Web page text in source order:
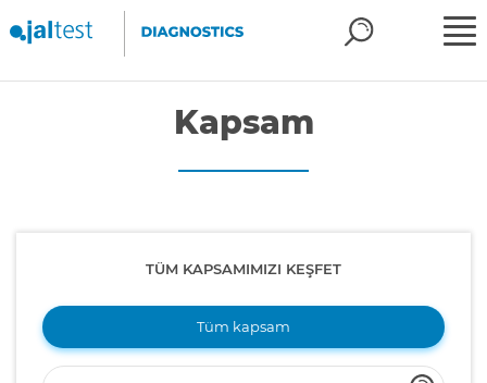
Kapsam
TÜM KAPSAMIMIZI KEŞFET
Tüm kapsam